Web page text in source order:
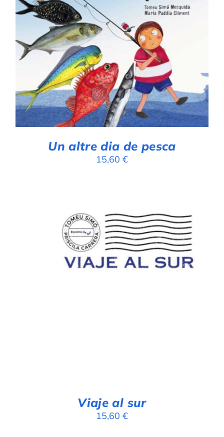
DETALLS
Un altre dia de pesca
15,60 €
Viaje al sur
15,60 €